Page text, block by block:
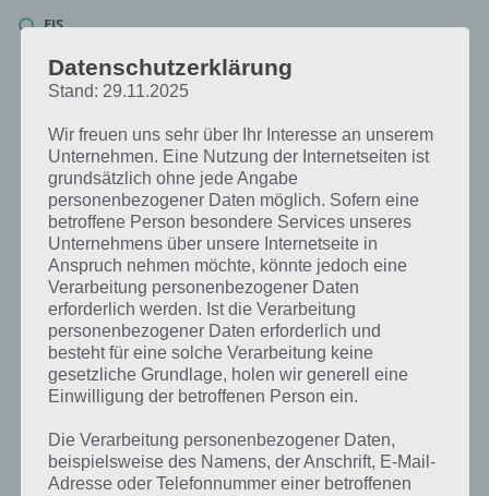
EIS
Zur Übersicht der4 Bilder 1 Wort Lösungen zu Dubai im Mai 2019
Datenschutzerklärung
Stand: 29.11.2025
Wir freuen uns sehr über Ihr Interesse an unserem
Unternehmen. Eine Nutzung der Internetseiten ist
grundsätzlich ohne jede Angabe
personenbezogener Daten möglich. Sofern eine
betroffene Person besondere Services unseres
Unternehmens über unsere Internetseite in
Anspruch nehmen möchte, könnte jedoch eine
Verarbeitung personenbezogener Daten
erforderlich werden. Ist die Verarbeitung
personenbezogener Daten erforderlich und
besteht für eine solche Verarbeitung keine
gesetzliche Grundlage, holen wir generell eine
Einwilligung der betroffenen Person ein.
Die Verarbeitung personenbezogener Daten,
beispielsweise des Namens, der Anschrift, E-Mail-
Adresse oder Telefonnummer einer betroffenen